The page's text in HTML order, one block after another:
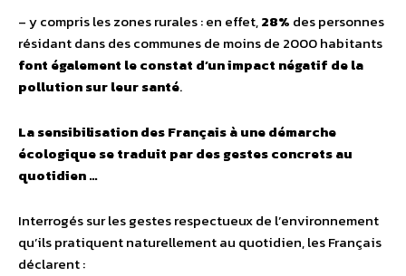
– y compris les zones rurales : en effet,28% des personnes
résidant dans des communes de moins de 2000 habitants
font également le constat d’un impact négatif de la
pollution sur leur santé.
La sensibilisation des Français à une démarche
écologique se traduit par des gestes concrets au
quotidien …
Interrogés sur les gestes respectueux de l’environnement
qu’ils pratiquent naturellement au quotidien, les Français
déclarent :